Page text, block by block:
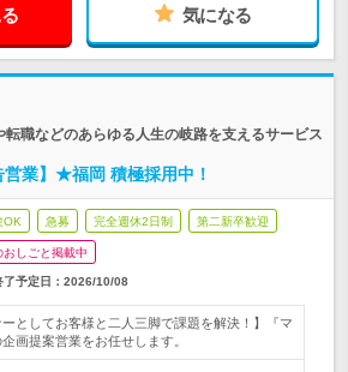
気になる
職などのあらゆる人生の岐路を支えるサービス
業】★福岡 積極採用中！
OK 急募 完全週休2日制 第二新卒歓迎
おしごと掲載中
了予定日： 2026/10/08
ーとしてお客様と二人三脚で課題を解決！】『マ
画提案営業をお任せします。